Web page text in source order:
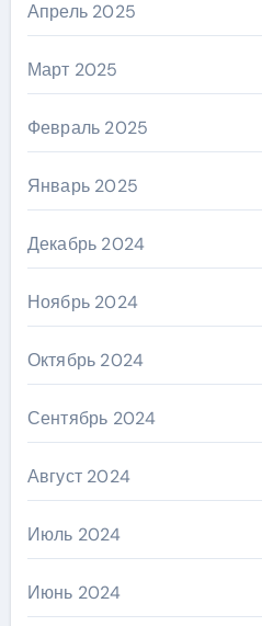
Апрель 2025
Март 2025
Февраль 2025
Январь 2025
Декабрь 2024
Ноябрь 2024
Октябрь 2024
Сентябрь 2024
Август 2024
Июль 2024
Июнь 2024